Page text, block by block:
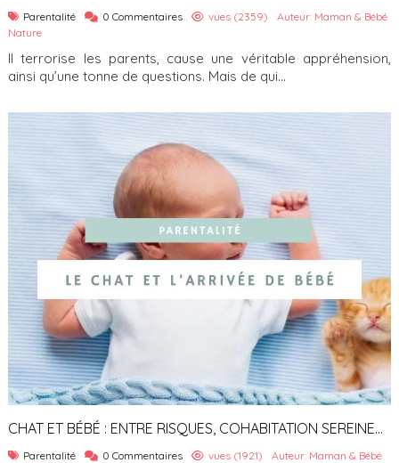
Parentalité 0 Commentaires vues (2359)
Auteur: Maman & Bébé
Nature
Il terrorise les parents, cause une véritable appréhension,
ainsi qu’une tonne de questions. Mais de qui...
CHAT ET BÉBÉ : ENTRE RISQUES, COHABITATION SEREINE
ET VÉRITABLES BIENFAITS
Parentalité 0 Commentaires vues (1921)
Auteur: Maman & Bébé